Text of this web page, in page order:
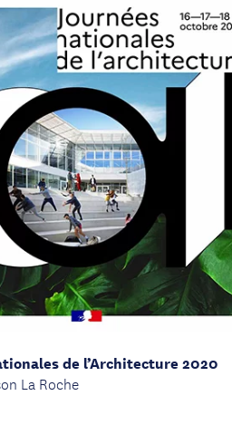
de l’Architecture 2020
La Roche